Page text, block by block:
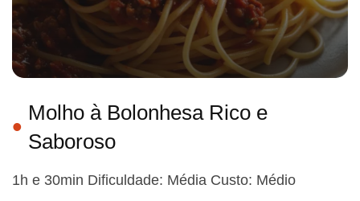
Molho à Bolonhesa Rico e
Saboroso
1h e 30min Dificuldade: Média Custo: Médio